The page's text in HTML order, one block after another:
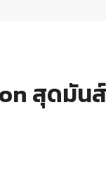
สุดมัน